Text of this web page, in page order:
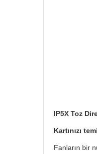
IP5X Toz
Kartınızı
Fanların bir